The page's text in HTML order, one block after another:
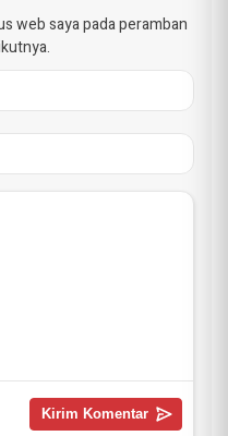
web saya pada peramban